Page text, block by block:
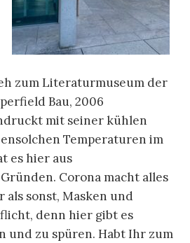
zum Literaturmuseum der
Bau, 2006
mit seiner kühlen
Temperaturen im
es hier aus
Corona macht alles
sonst, Masken und
denn hier gibt es
und zu spüren. Habt Ihr zum